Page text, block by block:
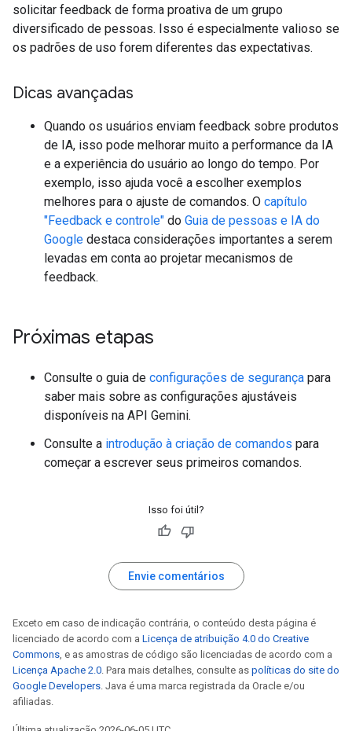
solicitar feedback de forma proativa de um grupo
diversificado de pessoas. Isso é especialmente valioso se
os padrões de uso forem diferentes das expectativas.
Dicas avançadas
Quando os usuários enviam feedback sobre produtos
de IA, isso pode melhorar muito a performance da IA
e a experiência do usuário ao longo do tempo. Por
exemplo, isso ajuda você a escolher exemplos
melhores para o ajuste de comandos. O capítulo
"Feedback e controle" do Guia de pessoas e IA do
Google destaca considerações importantes a serem
levadas em conta ao projetar mecanismos de
feedback.
Próximas etapas
Consulte o guia de configurações de segurança para
saber mais sobre as configurações ajustáveis
disponíveis na API Gemini.
Consulte a introdução à criação de comandos para
começar a escrever seus primeiros comandos.
Isso foi útil?
Envie comentários
Exceto em caso de indicação contrária, o conteúdo desta página é
licenciado de acordo com a Licença de atribuição 4.0 do Creative
Commons, e as amostras de código são licenciadas de acordo com a
Licença Apache 2.0. Para mais detalhes, consulte as políticas do site do
Google Developers. Java é uma marca registrada da Oracle e/ou
afiliadas.